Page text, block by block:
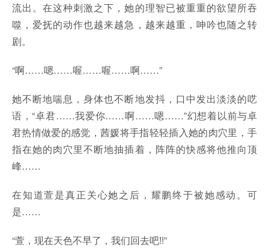
流出。在这种刺激之下，她的理智已被重重的欲望所吞
噬，爱抚的动作也越来越急，越来越重，呻吟也随之转
剧。
“啊……嗯……喔……喔……啊……”
她不断地喘息，身体也不断地发抖，口中发出淡淡的呓
语，“卓君……我爱你……啊……嗯……”幻想着以前与卓
君热情做爱的感觉，茜媛将手指轻轻插入她的肉穴里，手
指在她的肉穴里不断地抽插着，阵阵的快感将他推向顶
峰……
在知道萱是真正关心她之后，耀鹏终于被她感动。可
是……
“萱，现在天色不早了，我们回去吧!!”